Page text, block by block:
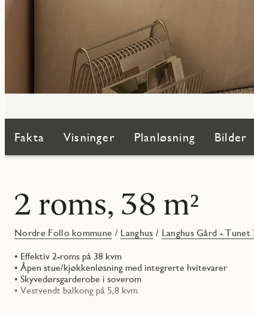
Fakta Visninger Planløsning Bilder
2 roms, 38 m²
Nordre Follo kommune / Langhus / Langhus Gård - Tunet
• Effektiv 2-roms på 38 kvm
• Åpen stue/kjøkkenløsning med integrerte hvitevarer
• Skyvedørsgarderobe i soverom
• Vestvendt balkong på 5,8 kvm